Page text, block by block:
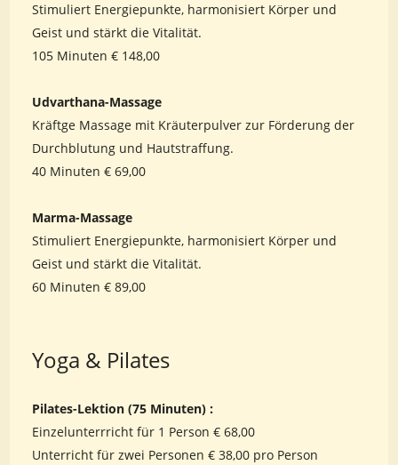
Stimuliert Energiepunkte, harmonisiert Körper und
Geist und stärkt die Vitalität.
105 Minuten € 148,00
Udvarthana-Massage
Kräftge Massage mit Kräuterpulver zur Förderung der
Durchblutung und Hautstraffung.
40 Minuten € 69,00
Marma-Massage
Stimuliert Energiepunkte, harmonisiert Körper und
Geist und stärkt die Vitalität.
60 Minuten € 89,00
Yoga & Pilates
Pilates-Lektion (75 Minuten) :
Einzelunterrricht für 1 Person € 68,00
Unterricht für zwei Personen € 38,00 pro Person